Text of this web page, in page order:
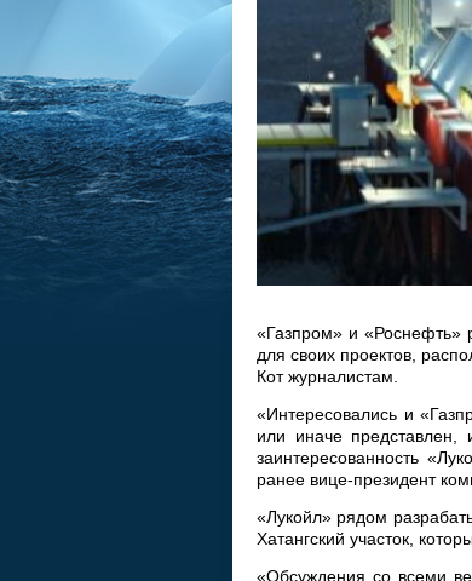
«Газпром» и «Роснефть»
для своих проектов,
Кот журналистам.
«Интересовались и
или иначе
заинтересованность
ранее вице-президент
«Лукойл» рядом
Хатангский участок,
«Обсуждения со всеми